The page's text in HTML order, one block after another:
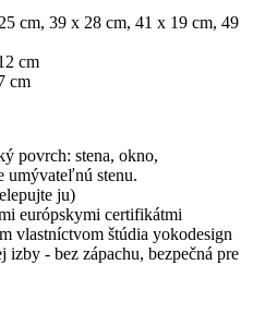
cm, 39 x 28 cm, 41 x 19 cm, 49
cm
cm
povrch: stena, okno,
umývateľnú stenu.
ju)
európskymi certifikátmi
vlastníctvom štúdia yokodesign
izby - bez zápachu, bezpečná pre